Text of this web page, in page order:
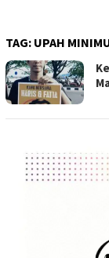
TAG: UPAH